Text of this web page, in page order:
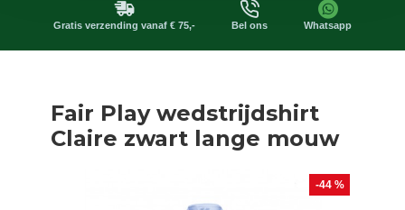
Gratis verzending vanaf € 75,- Bel ons Whatsapp
Fair Play wedstrijdshirt
Claire zwart lange mouw
-44 %